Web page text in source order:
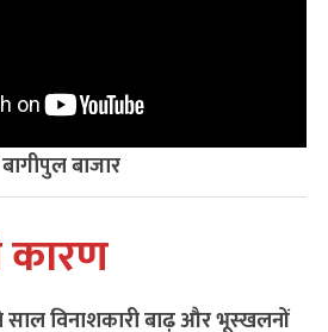
बागीपुल बाजार
विनाशकारी बाढ़ और भूस्खलनों